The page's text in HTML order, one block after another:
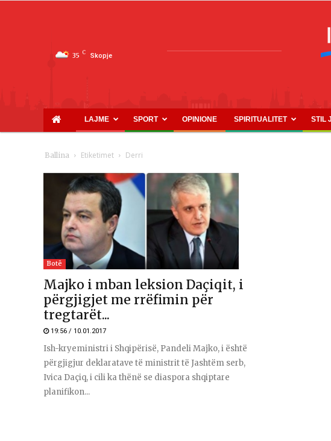
35 C Skopje
LAJME SPORT OPINIONE SPIRITUALITET STIL
Ballina Etiketimet Derri
Botë
Majko i mban leksion Daçiqit, i
përgjigjet me rrëfimin për
tregtarët...
19:56 / 10.01.2017
Ish-kryeministri i Shqipërisë, Pandeli Majko, i është
përgjigjur deklaratave të ministrit të Jashtëm serb,
Ivica Daçiq, i cili ka thënë se diaspora shqiptare
planifikon...